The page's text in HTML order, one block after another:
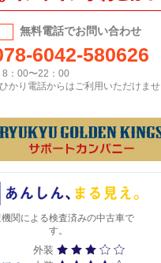
無料電話でお問い合わせ
6042-580626
8：00〜22：00
かり電話からはご利用いただけませ
関による検査済みの中古車で
す。
外装